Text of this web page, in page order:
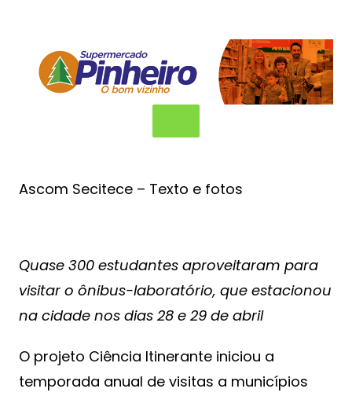
Ascom Secitece – Texto e fotos
Quase 300 estudantes aproveitaram para
visitar o ônibus-laboratório, que estacionou
na cidade nos dias 28 e 29 de abril
O projeto Ciência Itinerante iniciou a
temporada anual de visitas a municípios